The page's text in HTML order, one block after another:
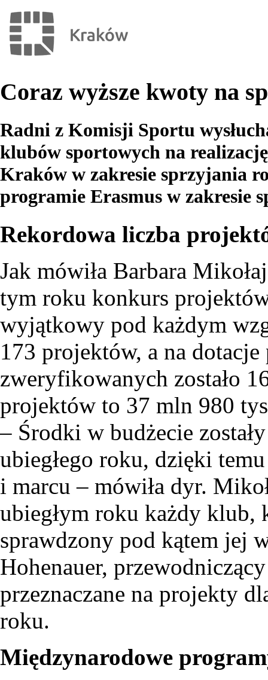
Coraz wyższe kwoty na
Radni z Komisji Sportu
klubów sportowych na
Kraków w zakresie sprzyjania
programie Erasmus w zakresie
Rekordowa liczba
Jak mówiła Barbara
tym roku konkurs
wyjątkowy pod każdym
173 projektów, a na
zweryfikowanych zostało
projektów to 37 mln 980
– Środki w budżecie
ubiegłego roku, dzięki
i marcu – mówiła dyr.
ubiegłym roku każdy klub,
sprawdzony pod kątem jej
Hohenauer,
przeznaczane na projekty
roku.
Międzynarodowe